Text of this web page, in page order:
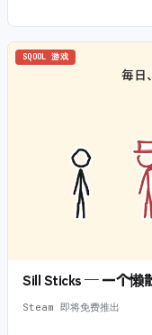
SQOOL 游戏
Sill Sticks — 一个懒
Steam 即将免费推出